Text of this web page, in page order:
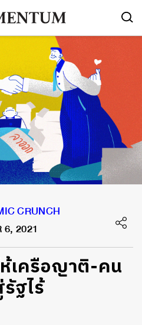
CRUNCH
6, 2021
เครือญาติ-คน
ฐไร้